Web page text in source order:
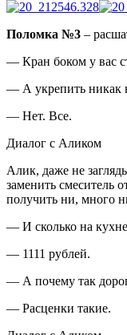
Поломка №3 –
— Кран боком у вас
— А укрепить никак
— Нет. Все.
Диалог с Аликом
Алик, даже не
заменить смеситель
получить ни, много
— И сколько на кухне
— 1111 рублей.
— А почему так
— Расценки такие.